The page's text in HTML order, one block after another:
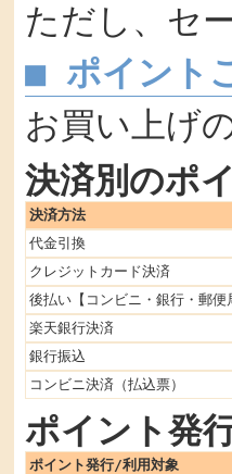
ただし、セ
■ ポイント
お買い上げ
決済別のポ
決済方法
代金引換
クレジットカード決済
後払い【コンビニ・銀行・郵便
楽天銀行決済
銀行振込
コンビニ決済（払込票）
ポイント発
ポイント発行/利用対象